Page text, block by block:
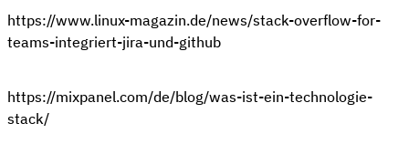
https://www.linux-magazin.de/news/stack-overflow-for-
teams-integriert-jira-und-github
https://mixpanel.com/de/blog/was-ist-ein-technologie-
stack/